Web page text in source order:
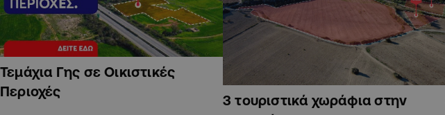
Τεμάχια Γης σε Οικιστικές
Περιοχές
3 τουριστικά χωράφια στην